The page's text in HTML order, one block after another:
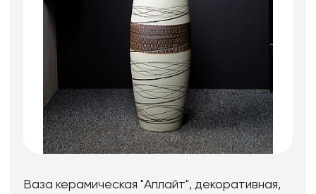
Ваза керамическая "Аплайт", декоративная,